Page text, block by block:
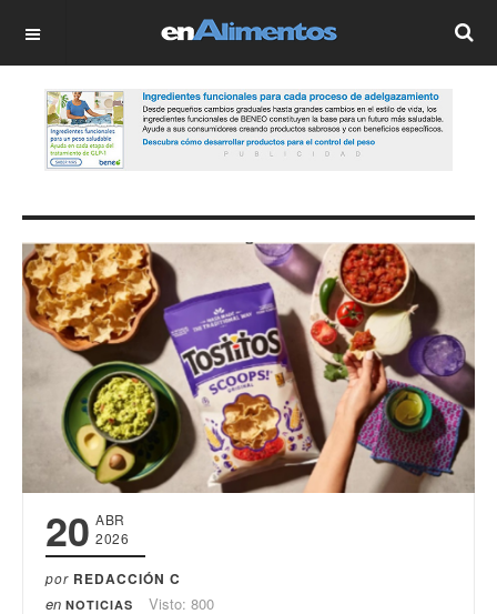
OFF CANVAS
20 ABR
2026
por REDACCIÓN C
en NOTICIAS Visto: 800